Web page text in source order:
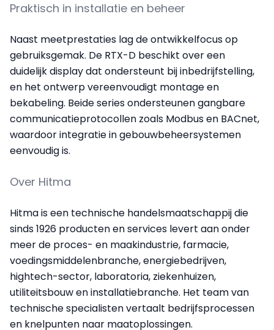
Praktisch in installatie en beheer
Naast meetprestaties lag de ontwikkelfocus op
gebruiksgemak. De RTX-D beschikt over een
duidelijk display dat ondersteunt bij inbedrijfstelling,
en het ontwerp vereenvoudigt montage en
bekabeling. Beide series ondersteunen gangbare
communicatieprotocollen zoals Modbus en BACnet,
waardoor integratie in gebouwbeheersystemen
eenvoudig is.
Over Hitma
Hitma is een technische handelsmaatschappij die
sinds 1926 producten en services levert aan onder
meer de proces- en maakindustrie, farmacie,
voedingsmiddelenbranche, energiebedrijven,
hightech-sector, laboratoria, ziekenhuizen,
utiliteitsbouw en installatiebranche. Het team van
technische specialisten vertaalt bedrijfsprocessen
en knelpunten naar maatoplossingen.